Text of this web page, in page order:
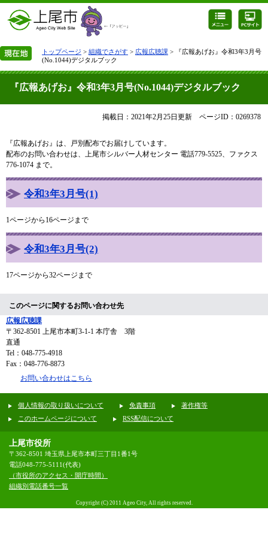
トップページ > 組織でさがす > 広報広聴課 > 『広報あげお』令和3年3月号
(No.1044)デジタルブック
『広報あげお』令和3年3月号(No.1044)デジタルブック
掲載日：2021年2月25日更新 ページID：0269378
『広報あげお』は、戸別配布でお届けしています。
配布のお問い合わせは、上尾市シルバー人材センター 電話779-5525、ファクス
776-1074 まで。
令和3年3月号(1)
1ページから16ページまで
令和3年3月号(2)
17ページから32ページまで
このページに関するお問い合わせ先
広報広聴課
〒362-8501 上尾市本町3-1-1 本庁舎 3階
直通
Tel：048-775-4918
Fax：048-776-8873
お問い合わせはこちら
個人情報の取り扱いについて 免責事項
著作権等
このホームページについて
RSS配信について
上尾市役所
〒362-8501 埼玉県上尾市本町三丁目1番1号
電話048-775-5111(代表)
（市役所のアクセス・開庁時間）
組織別電話番号一覧
Copyright (C) 2011 Ageo City, All rights reserved.